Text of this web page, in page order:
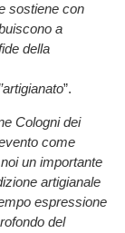
sostiene con
a
della
”.
Cologni dei
come
un importante
artigianale
espressione
del